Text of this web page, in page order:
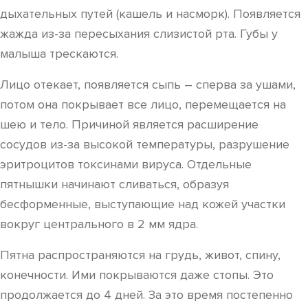
дыхательных путей (кашель и насморк). Появляется
жажда из-за пересыхания слизистой рта. Губы у
малыша трескаются.
Лицо отекает, появляется сыпь – сперва за ушами,
потом она покрывает все лицо, перемещается на
шею и тело. Причиной является расширение
сосудов из-за высокой температуры, разрушение
эритроцитов токсинами вируса. Отдельные
пятнышки начинают сливаться, образуя
бесформенные, выступающие над кожей участки
вокруг центрального в 2 мм ядра.
Пятна распространяются на грудь, живот, спину,
конечности. Ими покрываются даже стопы. Это
продолжается до 4 дней. За это время постепенно